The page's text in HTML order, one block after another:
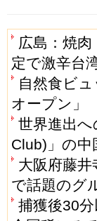
広島：焼
定で激辛台
自然食ビ
オープン」
世界進出
Club)」の中
大阪府藤
で話題のグ
捕獲後30